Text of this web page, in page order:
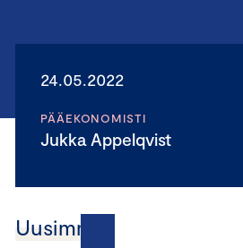
24.05.2022
PÄÄEKONOMISTI
Jukka Appelqvist
Uusimmat